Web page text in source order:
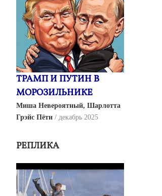
ТРАМП И ПУТИН В
МОРОЗИЛЬНИКЕ
Миша Невероятный, Шарлотта
Грэйс Пёти
декабрь 2025
РЕПЛИКА